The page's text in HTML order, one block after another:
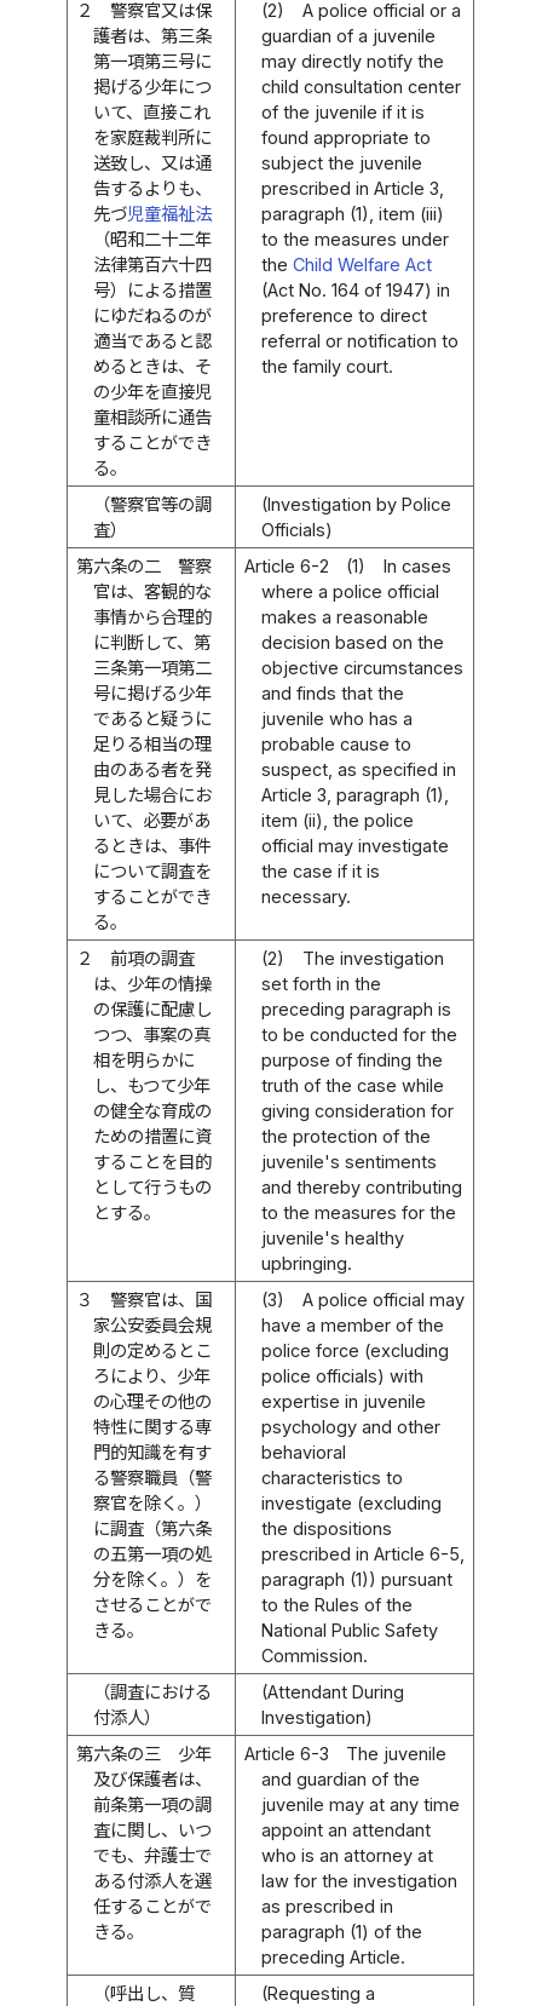
２
警察官又は保
護者は、第三条
第一項第三号に
掲げる少年につ
いて、直接これ
を家庭裁判所に
送致し、又は通
告するよりも、
先づ児童福祉法
（昭和二十二年
法律第百六十四
号）による措置
にゆだねるのが
適当であると認
めるときは、そ
の少年を直接児
童相談所に通告
することができ
る。
(2)
A police official or a
guardian of a juvenile
may directly notify the
child consultation center
of the juvenile if it is
found appropriate to
subject the juvenile
prescribed in Article 3,
paragraph (1), item (iii)
to the measures under
theChild Welfare Act
(Act No. 164 of 1947) in
preference to direct
referral or notification to
the family court.
（警察官等の調
査）
(Investigation by Police
Officials)
第六条の二
警察
官は、客観的な
事情から合理的
に判断して、第
三条第一項第二
号に掲げる少年
であると疑うに
足りる相当の理
由のある者を発
見した場合にお
いて、必要があ
るときは、事件
について調査を
することができ
る。
Article 6-2 (1)
In cases
where a police official
makes a reasonable
decision based on the
objective circumstances
and finds that the
juvenile who has a
probable cause to
suspect, as specified in
Article 3, paragraph (1),
item (ii), the police
official may investigate
the case if it is
necessary.
２
前項の調査
は、少年の情操
の保護に配慮し
つつ、事案の真
相を明らかに
し、もつて少年
の健全な育成の
ための措置に資
することを目的
として行うもの
とする。
(2)
The investigation
set forth in the
preceding paragraph is
to be conducted for the
purpose of finding the
truth of the case while
giving consideration for
the protection of the
juvenile's sentiments
and thereby contributing
to the measures for the
juvenile's healthy
upbringing.
３
警察官は、国
家公安委員会規
則の定めるとこ
ろにより、少年
の心理その他の
特性に関する専
門的知識を有す
る警察職員（警
察官を除く。）
に調査（第六条
の五第一項の処
分を除く。）を
させることがで
きる。
(3)
A police official may
have a member of the
police force (excluding
police officials) with
expertise in juvenile
psychology and other
behavioral
characteristics to
investigate (excluding
the dispositions
prescribed in Article 6-5,
paragraph (1)) pursuant
to the Rules of the
National Public Safety
Commission.
（調査における
付添人）
(Attendant During
Investigation)
第六条の三
少年
及び保護者は、
前条第一項の調
査に関し、いつ
でも、弁護士で
ある付添人を選
任することがで
きる。
Article 6-3
The juvenile
and guardian of the
juvenile may at any time
appoint an attendant
who is an attorney at
law for the investigation
as prescribed in
paragraph (1) of the
preceding Article.
（呼出し、質
(Requesting a